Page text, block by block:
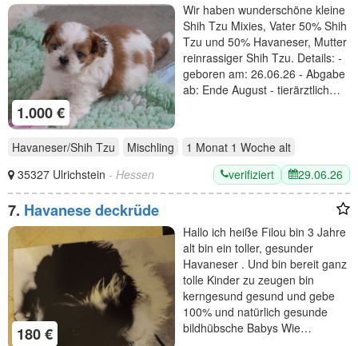
1.000 €
Wir haben wunderschöne kleine
Shih Tzu Mixies, Vater 50% Shih
Tzu und 50% Havaneser, Mutter
reinrassiger Shih Tzu. Details: -
geboren am: 26.06.26 - Abgabe
ab: Ende August - tierärztlich…
Havaneser/Shih Tzu Mischling 1 Monat 1 Woche alt
35327 Ulrichstein - Hessen verifiziert 29.06.26
7. Havanese deckrüde
180 €
Hallo ich heiße Filou bin 3 Jahre
alt bin ein toller, gesunder
Havaneser . Und bin bereit ganz
tolle Kinder zu zeugen bin
kerngesund gesund und gebe
100% und natürlich gesunde
bildhübsche Babys Wie…